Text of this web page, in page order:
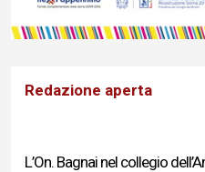
Redazione aperta
L’On. Bagnai nel collegio